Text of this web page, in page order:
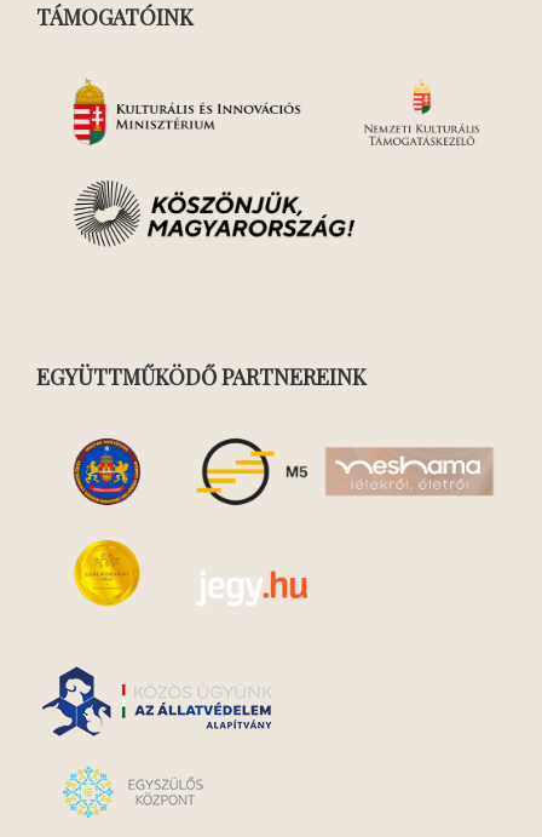
TÁMOGATÓINK
EGYÜTTMŰKÖDŐ PARTNEREINK